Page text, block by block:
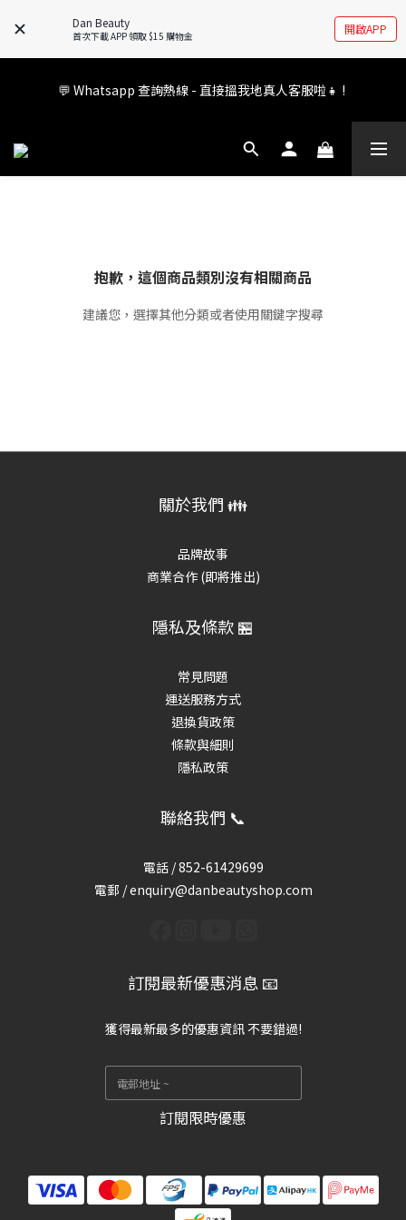
Dan Beauty
首次下載 APP 領取 $15 購物金 開啟APP
🚧全新 Dan Beauty 平台不停更新中，如有任何查詢歡迎前往
FB/IG 了解更多!
💬 Whatsapp 查詢熱線 - 直接搵我地真人客服啦👧 !
會員權益升級中✨ 新福利即將公布💝敬請期待2026!
抱歉，這個商品類別沒有相關商品
建議您，選擇其他分類或者使用關鍵字搜尋
關於我們 👪
品牌故事
商業合作 (即將推出)
隱私及條款 🏪
常見問題
運送服務方式
退換貨政策
條款與細則
隱私政策
聯絡我們 📞
電話 /852-61429699
電郵 / enquiry@danbeautyshop.com
訂閱最新優惠消息 📧
獲得最新最多的優惠資訊 不要錯過!
訂閱限時優惠